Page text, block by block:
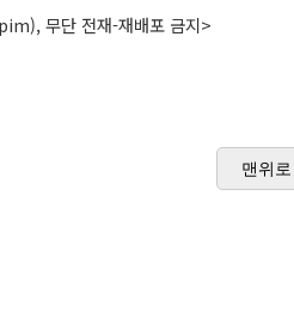
무단 전재-재배포 금지>
맨위로